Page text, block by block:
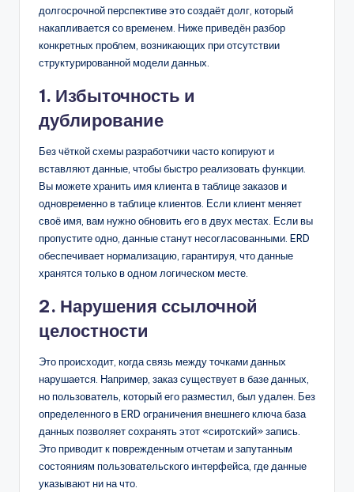
долгосрочной перспективе это создаёт долг, который
накапливается со временем. Ниже приведён разбор
конкретных проблем, возникающих при отсутствии
структурированной модели данных.
1. Избыточность и
дублирование
Без чёткой схемы разработчики часто копируют и
вставляют данные, чтобы быстро реализовать функции.
Вы можете хранить имя клиента в таблице заказов и
одновременно в таблице клиентов. Если клиент меняет
своё имя, вам нужно обновить его в двух местах. Если вы
пропустите одно, данные станут несогласованными. ERD
обеспечивает нормализацию, гарантируя, что данные
хранятся только в одном логическом месте.
2. Нарушения ссылочной
целостности
Это происходит, когда связь между точками данных
нарушается. Например, заказ существует в базе данных,
но пользователь, который его разместил, был удален. Без
определенного в ERD ограничения внешнего ключа база
данных позволяет сохранять этот «сиротский» запись.
Это приводит к поврежденным отчетам и запутанным
состояниям пользовательского интерфейса, где данные
указывают ни на что.